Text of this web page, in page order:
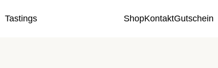
Tastings ShopKontaktGutschein